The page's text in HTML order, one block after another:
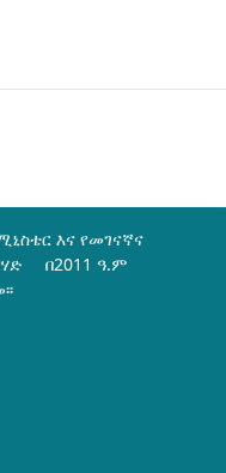
እና የመገናኛና
በ2011 ዓ.ም